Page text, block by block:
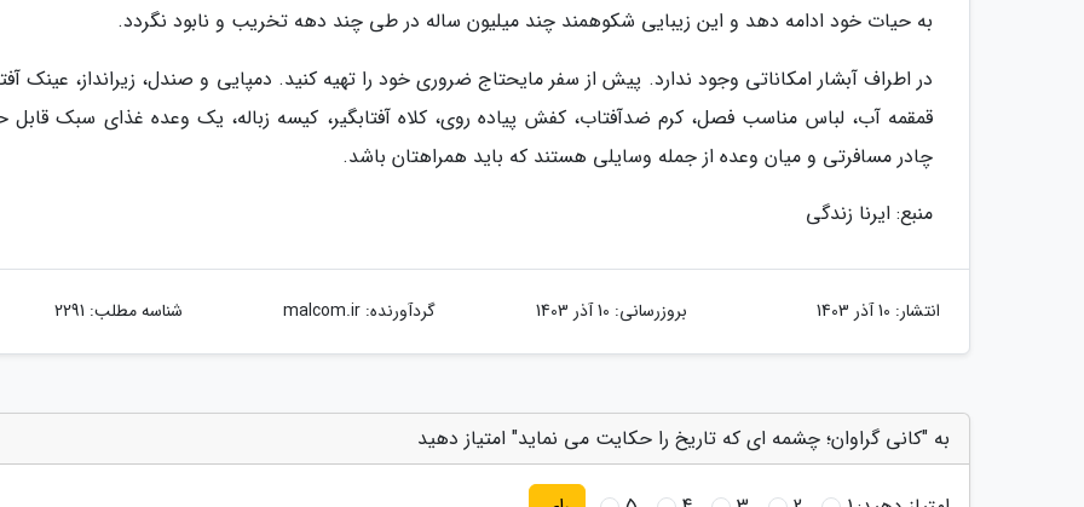
به حیات خود ادامه دهد و این زیبایی شکوهمند چند میلیون ساله در طی چند دهه تخریب و نابود نگردد.
در اطراف آبشار امکاناتی وجود ندارد. پیش از سفر مایحتاج ضروری خود را تهیه کنید. دمپایی و صندل، زیرانداز، عینک
قمقمه آب، لباس مناسب فصل، کرم ضدآفتاب، کفش پیاده روی، کلاه آفتابگیر، کیسه زباله، یک وعده غذای سبک قابل
چادر مسافرتی و میان وعده از جمله وسایلی هستند که باید همراهتان باشد.
منبع: ایرنا زندگی
انتشار: 10 آذر 1403 بروزرسانی: 10 آذر 1403 گردآورنده:malcom.ir شناسه مطلب: 2291
به "کانی گراوان؛ چشمه ای که تاریخ را حکایت می نماید" امتیاز دهید